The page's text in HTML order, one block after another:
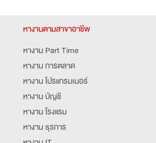
หางานตามสาขาอาชีพ
หางาน Part Time
หางาน การตลาด
หางาน โปรแกรมเมอร์
หางาน บัญชี
หางาน โรงแรม
หางาน ธุรการ